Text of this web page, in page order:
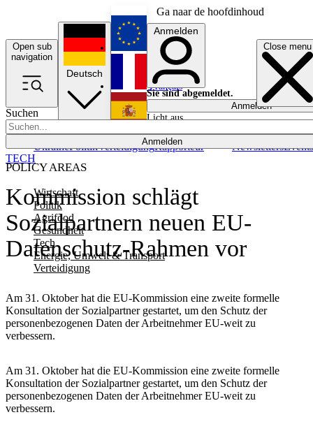
Ga naar de hoofdinhoud
Open sub
navigation
Close menu
Suchen
Anmelden
POLICY AREAS
Wirtschaft
Politik
Agrifood
Gesundheit
Tech
Energie, Umwelt & Transport
Verteidigung
UkrainePolitikVerteidigungRapporteur NewslettersEvents
Deutsch
English
Français
Anmelden
Sie sind abgemeldet.
Anmelden
Licht aus
Kommission schlägt
Sozialpartnern neuen EU-
Datenschutz-Rahmen vor
Am 31. Oktober hat die EU-Kommission eine zweite formelle
Konsultation der Sozialpartner gestartet, um den Schutz der
personenbezogenen Daten der Arbeitnehmer EU-weit zu
verbessern.
TECH
Am 31. Oktober hat die EU-Kommission eine zweite formelle
Konsultation der Sozialpartner gestartet, um den Schutz der
personenbezogenen Daten der Arbeitnehmer EU-weit zu
verbessern.